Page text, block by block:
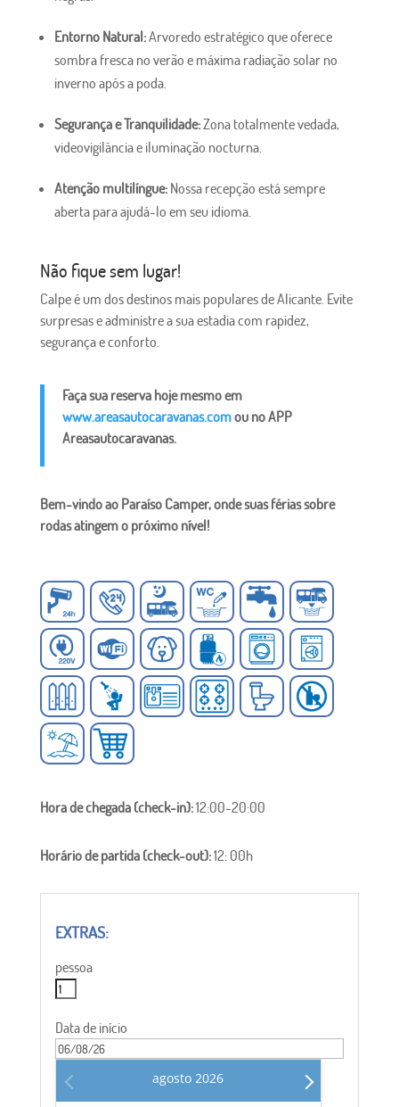
Entorno Natural:Arvoredo estratégico que oferece
sombra fresca no verão e máxima radiação solar no
inverno após a poda.
Segurança e Tranquilidade:Zona totalmente vedada,
videovigilância e iluminação nocturna.
Atenção multilíngue:Nossa recepção está sempre
aberta para ajudá-lo em seu idioma.
Não fique sem lugar!
Calpe é um dos destinos mais populares de Alicante. Evite
surpresas e administre a sua estadia com rapidez,
segurança e conforto.
Faça sua reserva hoje mesmo em
www.areasautocaravanas.comou no APP
Areasautocaravanas.
Bem-vindo ao Paraíso Camper, onde suas férias sobre
rodas atingem o próximo nível!
Hora de chegada (check-in):12:00-20:00
Horário de partida (check-out):12: 00h
pessoa
Data de início
agosto 2026